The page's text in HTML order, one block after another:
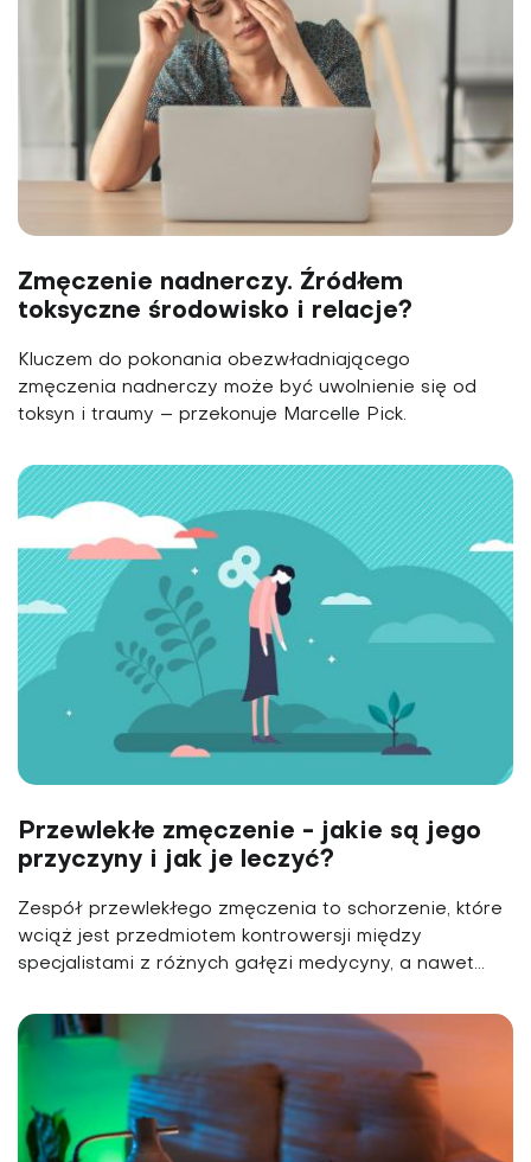
Zmęczenie nadnerczy. Źródłem
toksyczne środowisko i relacje?
Kluczem do pokonania obezwładniającego
zmęczenia nadnerczy może być uwolnienie się od
toksyn i traumy – przekonuje Marcelle Pick.
Przewlekłe zmęczenie - jakie są jego
przyczyny i jak je leczyć?
Zespół przewlekłego zmęczenia to schorzenie, które
wciąż jest przedmiotem kontrowersji między
specjalistami z różnych gałęzi medycyny, a nawet...